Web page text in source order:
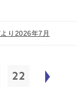
り2026年7月
22